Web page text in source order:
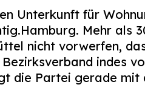
Unterkunft für
Mehr als
nicht vorwerfen,
indes
die Partei gerade